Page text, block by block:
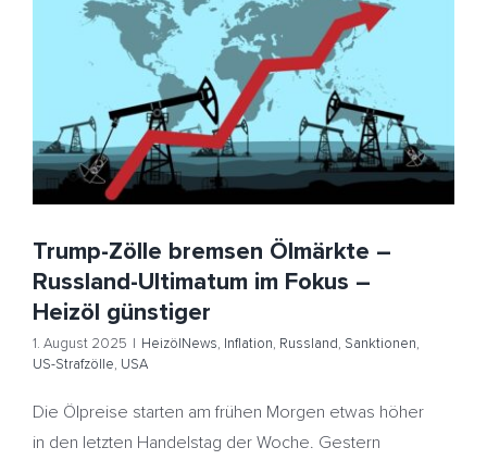
Trump-Zölle bremsen Ölmärkte – Russland-Ultimatum
im Fokus – Heizöl günstiger
HeizölNews Inflation Russland Sanktionen US-
Strafzölle USA
Trump-Zölle bremsen Ölmärkte –
Russland-Ultimatum im Fokus –
Heizöl günstiger
1. August 2025 | HeizölNews, Inflation, Russland, Sanktionen,
US-Strafzölle, USA
Die Ölpreise starten am frühen Morgen etwas höher
in den letzten Handelstag der Woche. Gestern